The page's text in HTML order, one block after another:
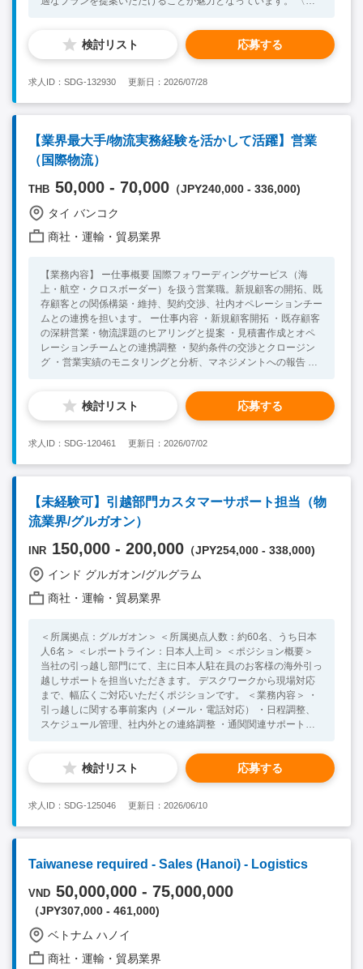
ポ、訪問活動など） -既存取引先への関係性維持・拡販 -社内・
海外支店との共業 ‐受注後のプロジェクトのオペレーション管理
-ローカルスタッフとの社内やり取りや同行営業 【顧客、サービ
-サービス：国際貨物の取扱い（輸出・輸入・海上・航空）、通
関・集配に関するコンサルティングなど 【必須要件】 ・4年制
大学卒業以上 ・物流業界での営業経験 ・社内コミュニケーショ
ンレベルの英語力 【歓迎条件】 ・国際貨物輸送・通関・その他
物流全般の基礎知識、経験 ・ビジネスレベルの日本語力 ・ベト
ナムにて長期の就業をご検討されている方 【人物像】 ・円滑な
方 ・業務知識習得に意欲をお持ちの方
検討リスト 応募する
求人ID：SDG-132930 更新日：2026/07/28
【業界最大手/物流実務経験を活かして活躍】営業
（国際物流）
THB 50,000 - 70,000 （JPY240,000 - 336,000)
タイ バンコク
商社・運輸・貿易業界
【業務内容】 ー仕事概要 国際フォワーディングサービス（海
上・航空・クロスボーダー）を扱う営業職。新規顧客の開拓、既
存顧客との関係構築・維持、契約交渉、社内オペレーションチー
ムとの連携を担います。 ー仕事内容 ・新規顧客開拓 ・既存顧客
の深耕営業・物流課題のヒアリングと提案 ・見積書作成とオペ
レーションチームとの連携調整 ・契約条件の交渉とクロージン
グ ・営業実績のモニタリングと分析、マネジメントへの報告 ・
報の収集と反映 ・その他アサインされた業務 【組織】 ・全従業
員105名 ・日本人3名(現地採用1名) ・レポート先は日本人上司
またはタイ人上司 【語学】 ・英語：日常会話レベル（営業時・
が高く、マルチタスクに対応できる方 ・能動的に新規顧客を開
拓し、営業成果を出せる方 ・フォワーディング業界の知識を有
している方 【必須要件】 ・物流業界での法人営業経験2年以上
のご経験をお持ちの方 ・英語日常会話レベル以上（営業時・社
内コミュニケーションで使用） ・タイ国内での運転免許もしく
は、運転免許を取得する意思のある方 【歓迎要件】 ・英語ビジ
検討リスト 応募する
求人ID：SDG-120461 更新日：2026/07/02
【未経験可】引越部門カスタマーサポート担当（物
流業界/グルガオン）
INR 150,000 - 200,000 （JPY254,000 - 338,000)
インド グルガオン/グルグラム
商社・運輸・貿易業界
＜所属拠点：グルガオン＞ ＜所属拠点人数：約60名、うち日本
人6名＞ ＜レポートライン：日本人上司＞ ＜ポジション概要＞
当社の引っ越し部門にて、主に日本人駐在員のお客様の海外引っ
越しサポートを担当いただきます。 デスクワークから現場対応
まで、幅広くご対応いただくポジションです。 ＜業務内容＞ ・
引っ越しに関する事前案内（メール・電話対応） ・日程調整、
スケジュール管理、社内外との連絡調整 ・通関関連サポート
物の引き取り・搬入・立ち会い ・顧客データや書類の管理、請
求・報告関連の事務処理 ・お客様（主に日本人駐在員・ご家
族）および企業総務担当とのやり取り ※デスクワーク（オフィ
ンド国内への出張へ行く可能性もあります。 ＜必須スキル・人
物像＞ ・明るく丁寧な対応ができ、コミュニケーションを取る
ことに抵抗のない方 ・日常レベルの簡単な英語でのやり取りが
キル・経験＞ ・サービス業・営業・総務など、対人対応経験を
お持ちの方 ・インドへの渡航経験
検討リスト 応募する
求人ID：SDG-125046 更新日：2026/06/10
Taiwanese required - Sales (Hanoi) - Logistics
VND 50,000,000 - 75,000,000
（JPY307,000 - 461,000)
ベトナム ハノイ
商社・運輸・貿易業界